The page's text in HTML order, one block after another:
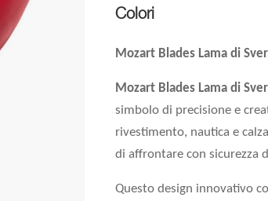
Colori
Mozart Blades Lama di
Mozart Blades Lama di
simbolo di precisione e
rivestimento, nautica e
di affrontare con sicurezza
Questo design innovativo